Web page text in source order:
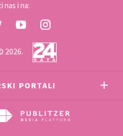
nas i na:
2026.
PORTALI